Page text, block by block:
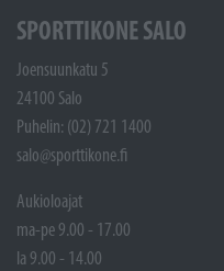
SPORTTIKONE SALO
Joensuunkatu 5
24100 Salo
Puhelin: (02) 721 1400
salo@sporttikone.fi
Aukioloajat
ma-pe 9.00 - 17.00
la 9.00 - 14.00